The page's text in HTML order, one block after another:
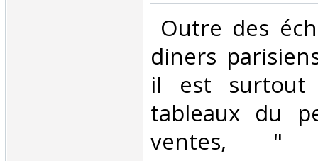
Outre des
diners
il est surtout
tableaux du
ventes, "